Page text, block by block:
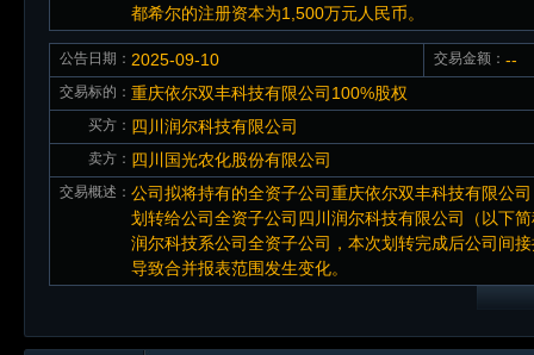
都希尔的注册资本为1,500万元人民币。
公告日期： 2025-09-10 交易金额： --
交易标的： 重庆依尔双丰科技有限公司100%股权
买方： 四川润尔科技有限公司
卖方： 四川国光农化股份有限公司
交易概述： 公司拟将持有的全资子公司重庆依尔双丰科技有限公
划转给公司全资子公司四川润尔科技有限公司（以下
润尔科技系公司全资子公司，本次划转完成后公司间
导致合并报表范围发生变化。